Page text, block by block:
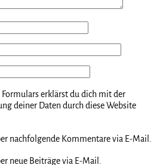
erklärst du dich mit der
deiner Daten durch diese Website
nachfolgende Kommentare via E-Mail.
neue Beiträge via E-Mail.